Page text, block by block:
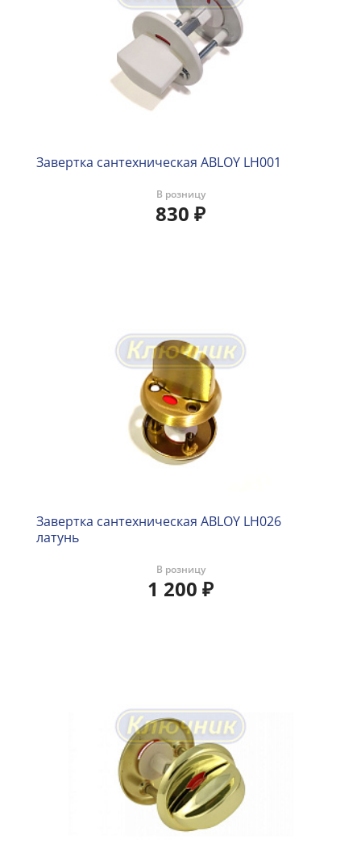
Завертка сантехническая ABLOY LH001
В розницу
830 ₽
Завертка сантехническая ABLOY LH026
латунь
В розницу
1 200 ₽